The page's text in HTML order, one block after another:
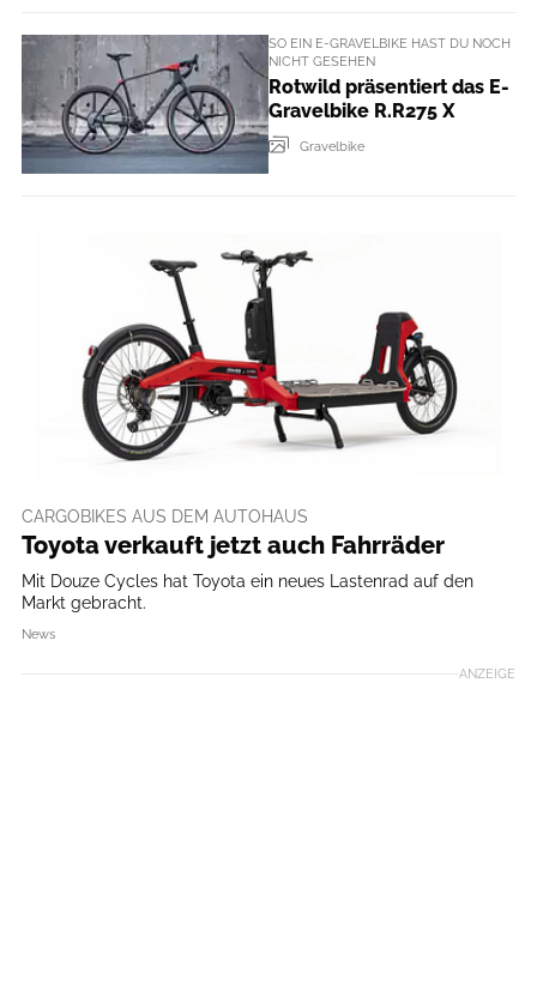
SO EIN E-GRAVELBIKE HAST DU NOCH
NICHT GESEHEN
Rotwild präsentiert das E-
Gravelbike R.R275 X
Gravelbike
CARGOBIKES AUS DEM AUTOHAUS
Toyota verkauft jetzt auch Fahrräder
Mit Douze Cycles hat Toyota ein neues Lastenrad auf den
Markt gebracht.
News
ANZEIGE